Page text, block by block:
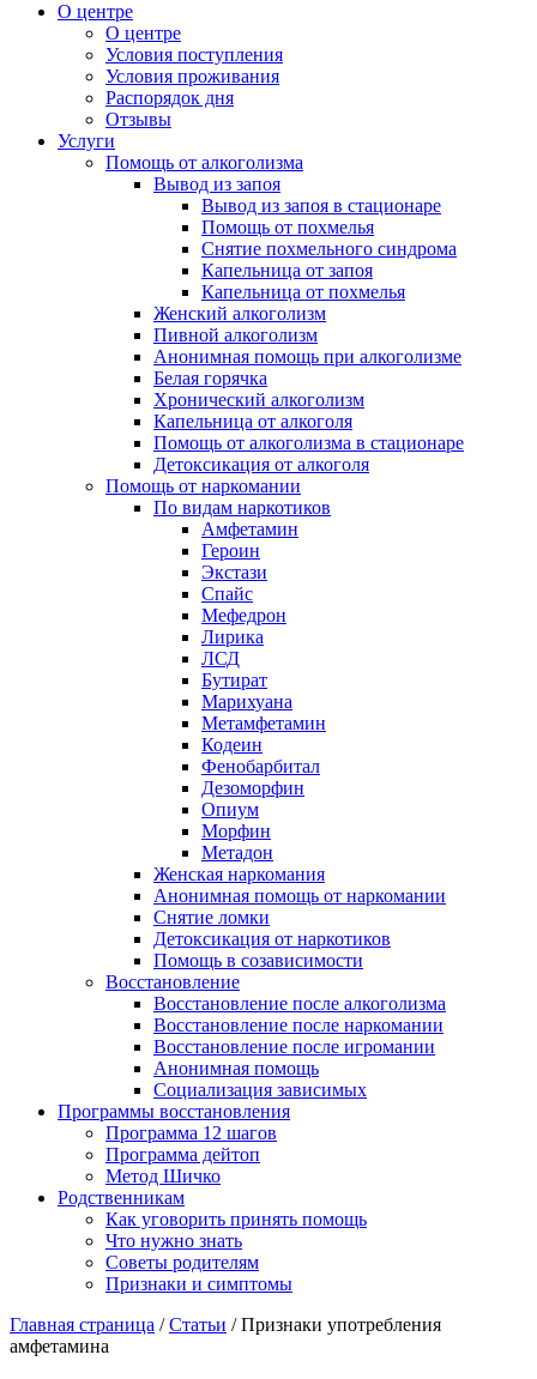
О центре
О центре
Условия поступления
Условия проживания
Распорядок дня
Отзывы
Услуги
Помощь от алкоголизма
Вывод из запоя
Вывод из запоя в стационаре
Помощь от похмелья
Снятие похмельного синдрома
Капельница от запоя
Капельница от похмелья
Женский алкоголизм
Пивной алкоголизм
Анонимная помощь при алкоголизме
Белая горячка
Хронический алкоголизм
Капельница от алкоголя
Помощь от алкоголизма в стационаре
Детоксикация от алкоголя
Помощь от наркомании
По видам наркотиков
Амфетамин
Героин
Экстази
Спайс
Мефедрон
Лирика
ЛСД
Бутират
Марихуана
Метамфетамин
Кодеин
Фенобарбитал
Дезоморфин
Опиум
Морфин
Метадон
Женская наркомания
Анонимная помощь от наркомании
Снятие ломки
Детоксикация от наркотиков
Помощь в созависимости
Восстановление
Восстановление после алкоголизма
Восстановление после наркомании
Восстановление после игромании
Анонимная помощь
Социализация зависимых
Программы восстановления
Программа 12 шагов
Программа дейтоп
Метод Шичко
Родственникам
Как уговорить принять помощь
Что нужно знать
Советы родителям
Признаки и симптомы
Главная страница /Статьи /Признаки употребления
амфетамина